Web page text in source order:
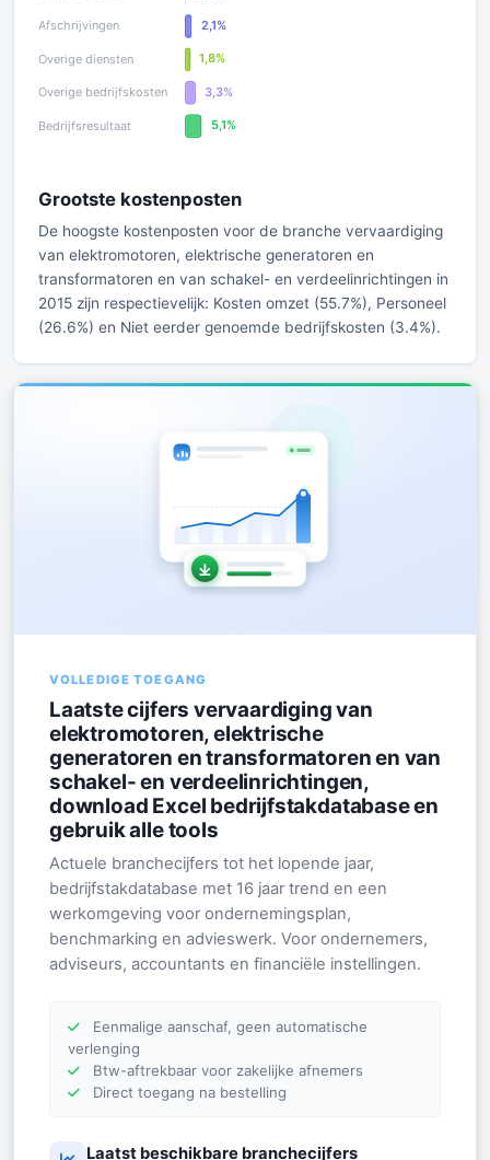
Grootste kostenposten
De hoogste kostenposten voor de branche vervaardiging
van elektromotoren, elektrische generatoren en
transformatoren en van schakel- en verdeelinrichtingen in
2015 zijn respectievelijk: Kosten omzet (55.7%), Personeel
(26.6%) en Niet eerder genoemde bedrijfskosten (3.4%).
VOLLEDIGE TOEGANG
Laatste cijfers vervaardiging van
elektromotoren, elektrische
generatoren en transformatoren en van
schakel- en verdeelinrichtingen,
download Excel bedrijfstakdatabase en
gebruik alle tools
Actuele branchecijfers tot het lopende jaar,
bedrijfstakdatabase met 16 jaar trend en een
werkomgeving voor ondernemingsplan,
benchmarking en advieswerk. Voor ondernemers,
adviseurs, accountants en financiële instellingen.
Eenmalige aanschaf, geen automatische
verlenging
Btw-aftrekbaar voor zakelijke afnemers
Direct toegang na bestelling
Laatst beschikbare branchecijfers